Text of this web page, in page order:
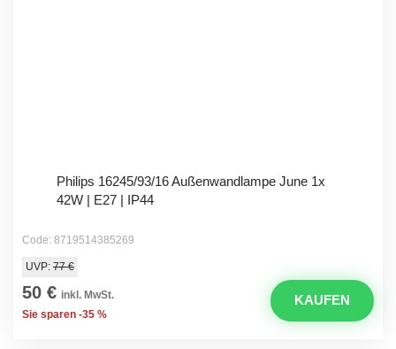
Philips 16245/93/16 Außenwandlampe June 1x
42W | E27 | IP44
Code: 8719514385269
UVP: 77 €
50 € inkl. MwSt.
Sie sparen -35 %
KAUFEN